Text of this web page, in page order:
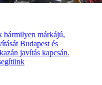
bármilyen márkájú,
Budapest és
javítás kapcsán.